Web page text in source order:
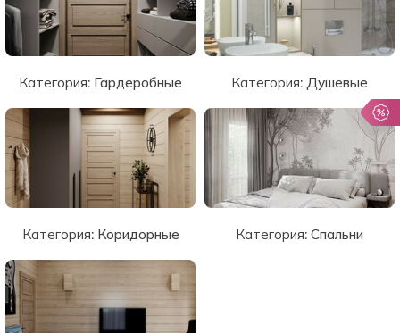
Категория: Гардеробные Категория: Душевые
Категория: Коридорные Категория: Спальни